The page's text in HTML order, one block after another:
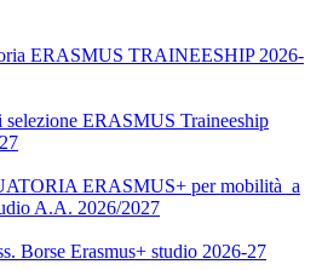
ERASMUS TRAINEESHIP 2026-
selezione ERASMUS Traineeship
ERASMUS+ per mobilità a
A.A. 2026/2027
Borse Erasmus+ studio 2026-27